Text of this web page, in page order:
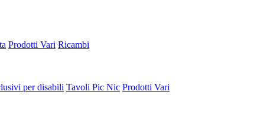
Prodotti Vari Ricambi
per disabili Tavoli Pic Nic Prodotti Vari